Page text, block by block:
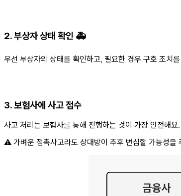
2. 부상자 상태 확인 🚑
우선 부상자의 상태를 확인하고, 필요한 경우 구호 조치
3. 보험사에 사고 접수
사고 처리는 보험사를 통해 진행하는 것이 가장 안전해요.
⚠️ 가벼운 접촉사고라도 상대방이 추후 변심할 가능성을